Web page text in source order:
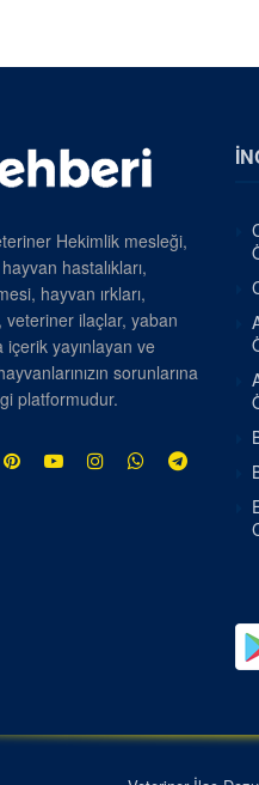
Hekimlik mesleği,
hastalıkları,
hayvan ırkları,
veteriner ilaçlar, yaban
içerik yayınlayan ve
sorunlarına
platformudur.